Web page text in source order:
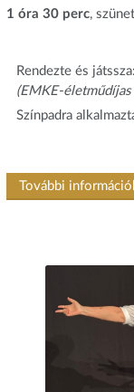
1 óra 30 perc,
Rendezte és játssza:
(EMKE-életműdíjas
Színpadra
További